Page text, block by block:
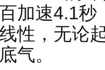
加速4.1
性，无论
气。